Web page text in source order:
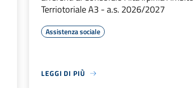
Terriotoriale A3 - a.s. 2026/2027
Assistenza sociale
LEGGI DI PIÙ